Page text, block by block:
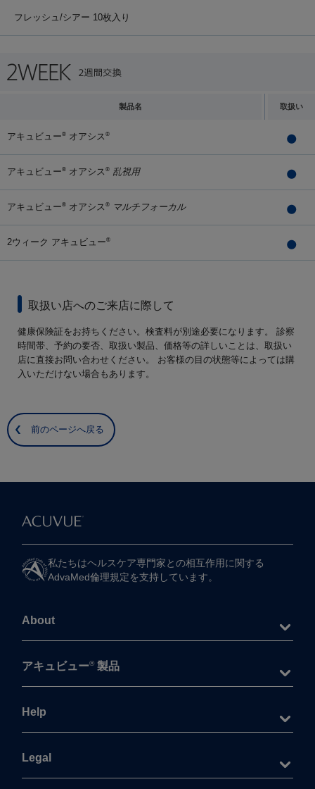
フレッシュ/シアー 10枚入り
製品名 取扱い
アキュビュー® オアシス ®
アキュビュー® オアシス ® 乱視用
アキュビュー® オアシス ® マルチフォーカル
2ウィーク アキュビュー®
取扱い店へのご来店に際して
健康保険証をお持ちください。検査料が別途必要になります。 診察
時間帯、予約の要否、取扱い製品、価格等の詳しいことは、取扱い
店に直接お問い合わせください。 お客様の目の状態等によっては購
入いただけない場合もあります。
前のページへ戻る
私たちは​ヘルスケア専門家との​相互作用に​関する​
AdvaMed倫理規定を​支持しています。
About
アキュビュー® 製品
Help
Legal